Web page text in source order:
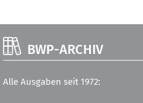
BWP-ARCHIV
Alle Ausgaben seit 1972: